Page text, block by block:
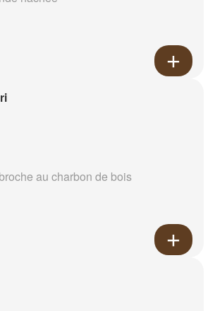
au charbon de bois